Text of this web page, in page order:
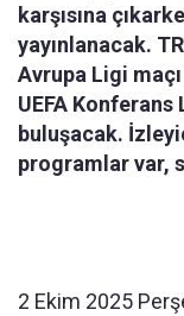
karşısına
yayınlanacak.
Avrupa Ligi
UEFA
buluşacak.
programlar var,
2 Ekim 2025